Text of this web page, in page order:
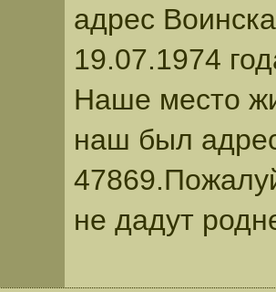
адрес
19.07.1974
Наше место
наш был
не дадут